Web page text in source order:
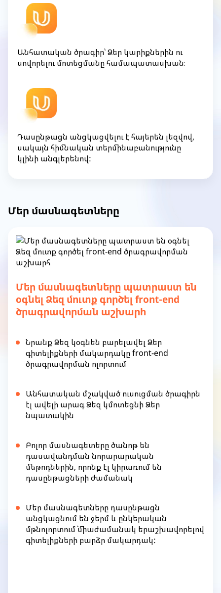
Անհատական ծրագիր՝ Ձեր կարիքներին ու
սովորելու մոտեցմանը համապատասխան։
Դասընթացն անցկացվելու է հայերեն լեզվով,
սակայն հիմնական տերմինաբանությունը
կլինի անգլերենով:
Մեր մասնագետները
Մեր մասնագետները պատրաստ են
օգնել Ձեզ մուտք գործել front-end
ծրագրավորման աշխարհ
Նրանք Ձեզ կօգնեն բարելավել Ձեր
գիտելիքների մակարդակը front-end
ծրագրավորման ոլորտում
Անհատական մշակված ուսուցման ծրագիրն
էլ ավելի արագ Ձեզ կմոտեցնի Ձեր
նպատակին
Բոլոր մասնագետերը ծանոթ են
դասավանդման նորարարական
մեթոդներին, որոնք էլ կիրառում են
դասընթացների ժամանակ
Մեր մասնագետները դասընթացն
անցկացնում են ջերմ և ընկերական
մթնոլորտում` միաժամանակ երաշխավորելով
գիտելիքների բարձր մակարդակ: